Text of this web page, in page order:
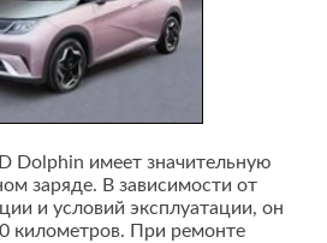
Dolphin имеет значительную
заряде. В зависимости от
и условий эксплуатации, он
километров. При ремонте